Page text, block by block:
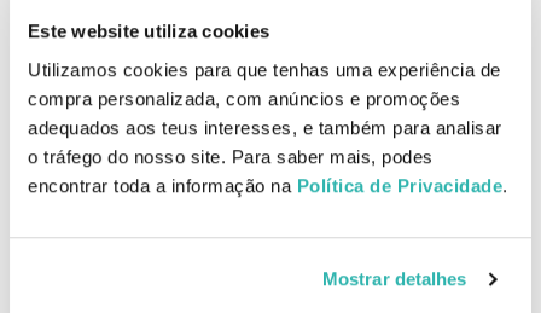
Este website utiliza cookies
Utilizamos cookies para que tenhas uma experiência de
compra personalizada, com anúncios e promoções
adequados aos teus interesses, e também para analisar
o tráfego do nosso site. Para saber mais, podes
encontrar toda a informação na Política de Privacidade.
Mostrar detalhes
System Professional Balance Loção Calmante 125ml
A loção Balance é um cuidado intensivo, formulado para aliviar
instantaneamente o couro cabeludo sensível, com prurido ou
vermelhidão. Com uma ação hidratante e calmante profunda,
proporciona conforto duradouro e reequilibra a proteção da pele.
Reforça a vitalidade do teu cabelo com o sérum energizante
altamente eficazes, este sérum fortalece a raiz e melhora a fixação